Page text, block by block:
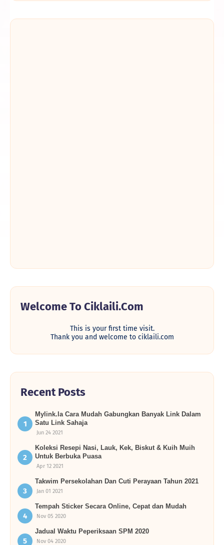
Welcome To Ciklaili.com
This is your first time visit.
Thank you and welcome to ciklaili.com
Recent Posts
Mylink.la Cara Mudah Gabungkan Banyak Link Dalam
Satu Link Sahaja
Jun 24 2021
Koleksi Resepi Nasi, Lauk, Kek, Biskut & Kuih Muih
Untuk Berbuka Puasa
Apr 12 2021
Takwim Persekolahan Dan Cuti Perayaan Tahun 2021
Jan 01 2021
Tempah Sticker Secara Online, Cepat dan Mudah
Nov 05 2020
Jadual Waktu Peperiksaan SPM 2020
Nov 04 2020